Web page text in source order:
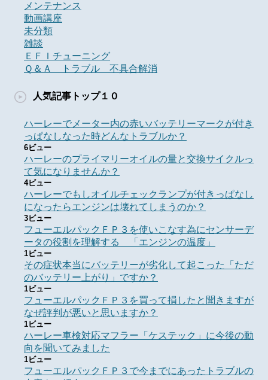
メンテナンス
動画講座
未分類
雑談
ＥＦＩチューニング
Ｑ＆Ａ トラブル 不具合解消
人気記事トップ１０
ハーレーでメーター内の赤いバッテリーマークが付き
っぱなしなった時どんなトラブルか？
6ビュー
ハーレーのプライマリーオイルの量と交換サイクルっ
て気になりませんか？
4ビュー
ハーレーでもしオイルチェックランプが付きっぱなし
になったらエンジンは壊れてしまうのか？
3ビュー
フューエルパックＦＰ３を使いこなす為にセンサーデ
ータの役割を理解する 「エンジンの温度」
1ビュー
その症状本当にバッテリーが劣化して起こった「ただ
のバッテリー上がり」ですか？
1ビュー
フューエルパックＦＰ３を買って損したと聞きますが
なぜ評判が悪いと思いますか？
1ビュー
ハーレー車検対応マフラー「ケステック」に今後の動
向を聞いてみました
1ビュー
フューエルパックＦＰ３で今までにあったトラブルの